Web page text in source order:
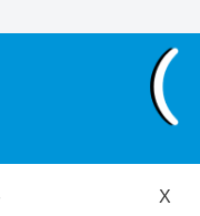
X